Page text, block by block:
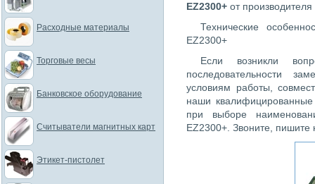
EZ2300+ от
Технические
EZ2300+
Если возникли
последовательности
условиям работы,
наши
при выборе
EZ2300+. Звоните, пишите
Расходные материалы
Торговые весы
Банковское оборудование
Считыватели магнитных карт
Этикет-пистолет